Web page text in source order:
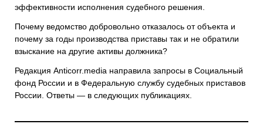
эффективности исполнения судебного решения.
Почему ведомство добровольно отказалось от объекта и
почему за годы производства приставы так и не обратили
взыскание на другие активы должника?
Редакция Anticorr.media направила запросы в Социальный
фонд России и в Федеральную службу судебных приставов
России. Ответы — в следующих публикациях.